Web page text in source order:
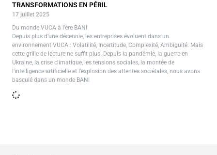
TRANSFORMATIONS EN PÉRIL
17 juillet 2025
Du monde VUCA à l’ère BANI
Depuis plus d’une décennie, les entreprises évoluent dans un
environnement VUCA : Volatilité, Incertitude, Complexité, Ambiguïté. Mais
cette grille de lecture ne suffit plus. Depuis la pandémie, la guerre en
Ukraine, la crise climatique, les tensions sociales, la montée de
l’intelligence artificielle et l’explosion des attentes sociétales, nous avons
basculé dans un monde BANI